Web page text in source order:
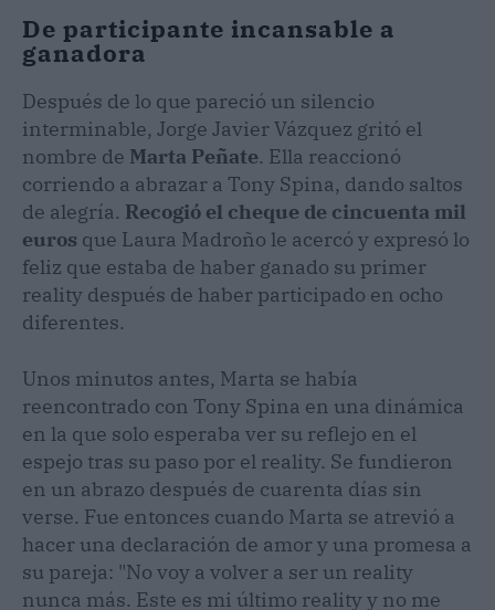
De participante incansable a
ganadora
Después de lo que pareció un silencio
interminable, Jorge Javier Vázquez gritó el
nombre de Marta Peñate. Ella reaccionó
corriendo a abrazar a Tony Spina, dando saltos
de alegría. Recogió el cheque de cincuenta mil
euros que Laura Madroño le acercó y expresó lo
feliz que estaba de haber ganado su primer
reality después de haber participado en ocho
diferentes.
Unos minutos antes, Marta se había
reencontrado con Tony Spina en una dinámica
en la que solo esperaba ver su reflejo en el
espejo tras su paso por el reality. Se fundieron
en un abrazo después de cuarenta días sin
verse. Fue entonces cuando Marta se atrevió a
hacer una declaración de amor y una promesa a
su pareja: "No voy a volver a ser un reality
nunca más. Este es mi último reality y no me